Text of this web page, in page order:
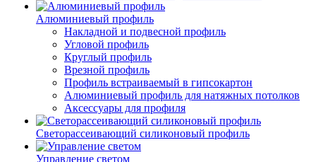
Алюминиевый профиль
Накладной и подвесной профиль
Угловой профиль
Круглый профиль
Врезной профиль
Профиль встраиваемый в гипсокартон
Алюминиевый профиль для натяжных потолков
Аксессуары для профиля
Светорассеивающий силиконовый профиль
Управление светом